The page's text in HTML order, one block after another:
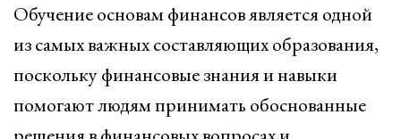
Обучение основам финансов является одной
из самых важных составляющих образования,
поскольку финансовые знания и навыки
помогают людям принимать обоснованные